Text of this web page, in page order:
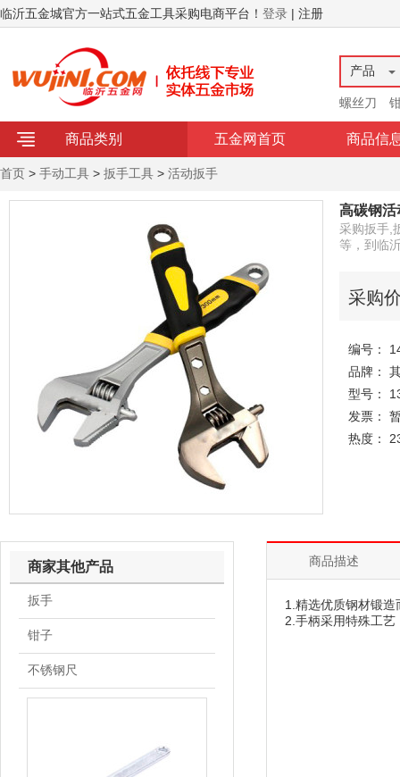
临沂五金城官方一站式五金工具采购电商平台！ 登录 | 注册
产品
螺丝刀
商品类别 五金网首页 商品信
首页 > 手动工具 > 扳手工具 > 活动扳手
高碳钢活
采购扳手,
等，到临
采购
编号：
品牌：
型号：
发票：
热度：
商品描述
1.精选优质钢材锻造
2.手柄采用特殊工艺
商家其他产品
扳手
钳子
不锈钢尺